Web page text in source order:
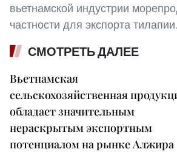
вьетнамской индустрии
частности для экспорта тилапии.
СМОТРЕТЬ ДАЛЕЕ
Вьетнамская
сельскохозяйственная
обладает значительным
нераскрытым экспортным
потенциалом на рынке Алжира